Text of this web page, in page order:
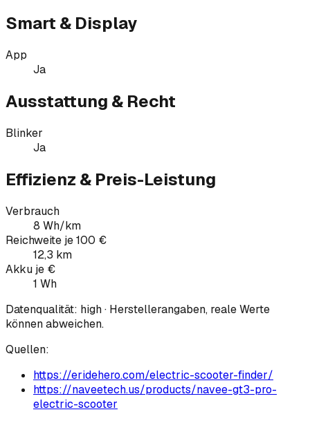
Smart & Display
App
Ja
Ausstattung & Recht
Blinker
Ja
Effizienz & Preis-Leistung
Verbrauch
8 Wh/km
Reichweite je 100 €
12,3 km
Akku je €
1 Wh
Datenqualität: high· Herstellerangaben, reale Werte
können abweichen.
Quellen:
https://eridehero.com/electric-scooter-finder/
https://naveetech.us/products/navee-gt3-pro-
electric-scooter